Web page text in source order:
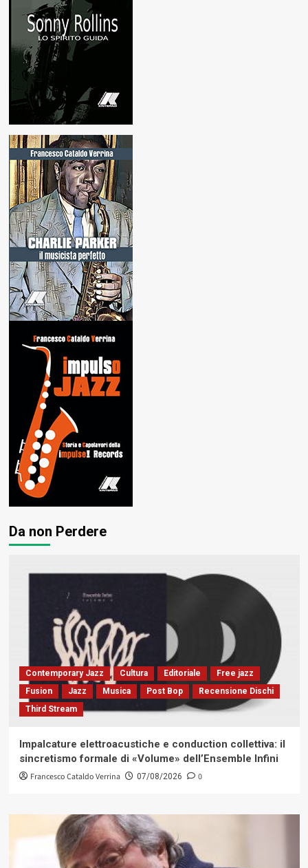
Da non Perdere
Contemporary Jazz Cultura Editoriale
Free jazz
Fusion
Jazz Musica Post Bop
Recensione Dischi
Third Stream
Impalcature elettroacustiche e conduction collettiva: il
sincretismo formale di «Volume» dell’Ensemble Infini
Francesco Cataldo Verrina 07/08/2026 0